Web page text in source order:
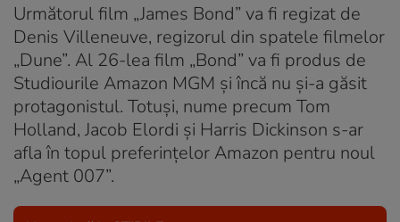
Următorul film „James Bond” va fi regizat de
Denis Villeneuve, regizorul din spatele filmelor
„Dune”. Al 26-lea film „Bond” va fi produs de
Studiourile Amazon MGM și încă nu și-a găsit
protagonistul. Totuși, nume precum Tom
Holland, Jacob Elordi și Harris Dickinson s-ar
afla în topul preferințelor Amazon pentru noul
„Agent 007”.